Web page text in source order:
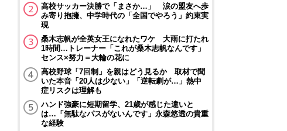
高校サッカー決勝で「まさか…」 涙の盟友へ歩
み寄り抱擁、中学時代の「全国でやろう」約束実
現
桑木志帆が全英女王になれたワケ 大雨に打たれ
1時間…トレーナー「これが桑木志帆なんです」
センス×努力＝大輪の花に
高校野球「7回制」を親はどう見るか 取材で聞
いた本音「20人は少ない」「逆転劇が…」熱中
症リスクは理解も
ハンド強豪に短期留学、21歳が感じた違いと
は…「無駄なパスがないんです」永森悠透の貴重
な経験